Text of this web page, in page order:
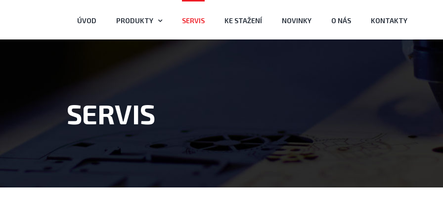
ÚVOD PRODUKTY SERVIS KE STAŽENÍ NOVINKY O NÁS KONTAKTY
SERVIS